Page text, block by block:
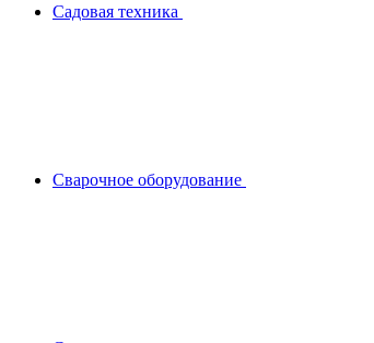
Садовая техника
Сварочное оборудование